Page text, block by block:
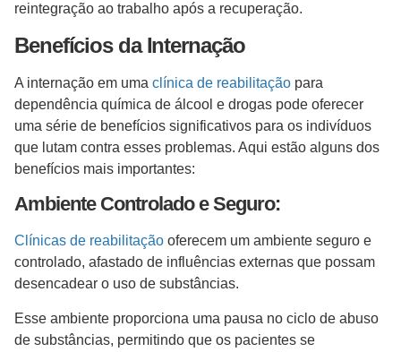
reintegração ao trabalho após a recuperação.
Benefícios da Internação
A internação em uma clínica de reabilitação para
dependência química de álcool e drogas pode oferecer
uma série de benefícios significativos para os indivíduos
que lutam contra esses problemas. Aqui estão alguns dos
benefícios mais importantes:
Ambiente Controlado e Seguro:
Clínicas de reabilitação oferecem um ambiente seguro e
controlado, afastado de influências externas que possam
desencadear o uso de substâncias.
Esse ambiente proporciona uma pausa no ciclo de abuso
de substâncias, permitindo que os pacientes se